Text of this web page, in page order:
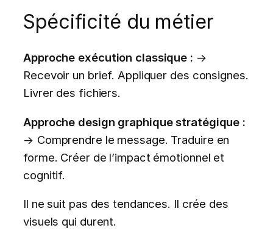
Spécificité du métier
Approche exécution classique : →
Recevoir un brief. Appliquer des consignes.
Livrer des fichiers.
Approche design graphique stratégique :
→ Comprendre le message. Traduire en
forme. Créer de l’impact émotionnel et
cognitif.
Il ne suit pas des tendances. Il crée des
visuels qui durent.